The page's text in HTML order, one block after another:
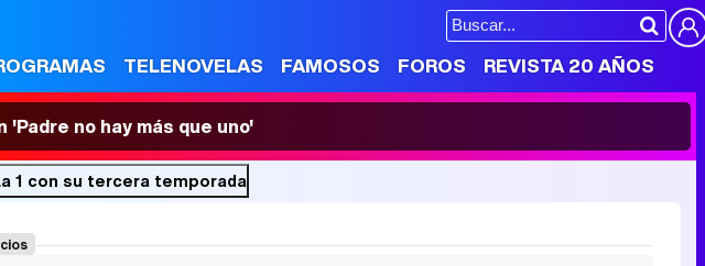
TELENOVELAS FAMOSOS FOROS REVISTA 20 AÑOS
no hay más que uno'
1 con su tercera temporada